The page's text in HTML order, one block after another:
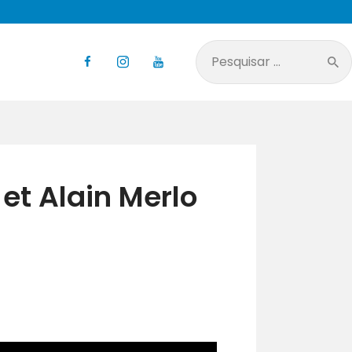
Pesquisar
por:
Alain Merlo